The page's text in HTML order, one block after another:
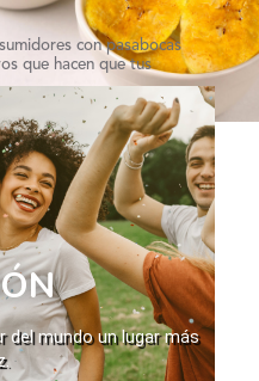
con pasabocas
que hacen que tus
del mundo un lugar más